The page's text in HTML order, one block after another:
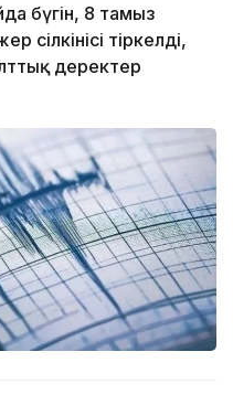
бүгін, 8 тамыз
сілкінісі тіркелді,
деректер